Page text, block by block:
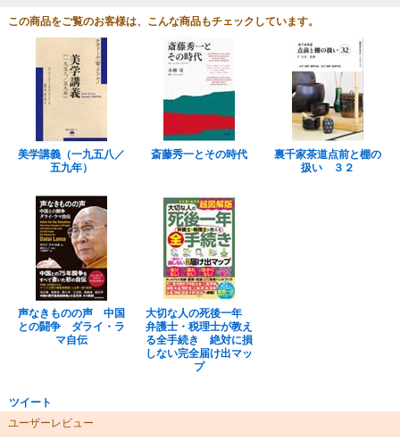
この商品をご覧のお客様は、こんな商品もチェックしています。
美学講義（一九五八／
五九年）
斎藤秀一とその時代
裏千家茶道点前と棚の
扱い ３２
声なきものの声 中国
との闘争 ダライ・ラ
マ自伝
大切な人の死後一年
弁護士・税理士が教え
る全手続き 絶対に損
しない完全届け出マッ
プ
ツイート
ユーザーレビュー